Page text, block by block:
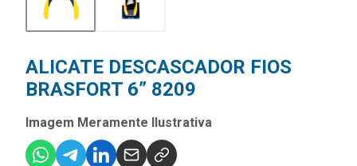
ALICATE DESCASCADOR FIOS
BRASFORT 6” 8209
Imagem Meramente Ilustrativa